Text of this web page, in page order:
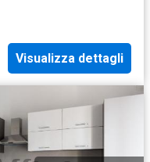
Visualizza dettagli